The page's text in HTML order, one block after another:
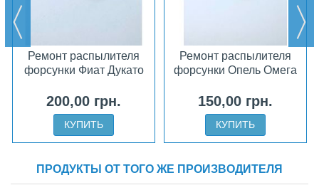
Ремонт распылителя
форсунки Фиат Дукато
200,00 грн.
КУПИТЬ
Ремонт распылителя
форсунки Опель Омега
150,00 грн.
КУПИТЬ
ПРОДУКТЫ ОТ ТОГО ЖЕ ПРОИЗВОДИТЕЛЯ